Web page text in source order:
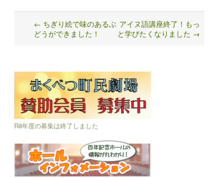
Post
navigation
← ちぎり絵で味のあるぶ
どうができました！
アイヌ語講座終了！もっ
と学びたくなりました →
R8年度の募集は終了しました